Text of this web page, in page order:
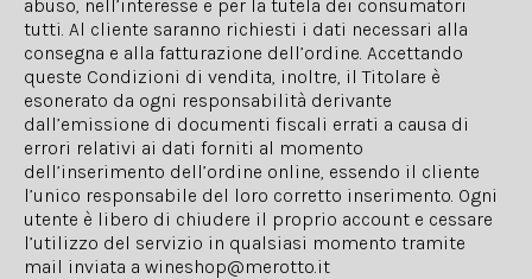
abuso, nell’interesse e per la tutela dei consumatori
tutti. Al cliente saranno richiesti i dati necessari alla
consegna e alla fatturazione dell’ordine. Accettando
queste Condizioni di vendita, inoltre, il Titolare è
esonerato da ogni responsabilità derivante
dall’emissione di documenti fiscali errati a causa di
errori relativi ai dati forniti al momento
dell’inserimento dell’ordine online, essendo il cliente
l’unico responsabile del loro corretto inserimento. Ogni
utente è libero di chiudere il proprio account e cessare
l’utilizzo del servizio in qualsiasi momento tramite
mail inviata a wineshop@merotto.it